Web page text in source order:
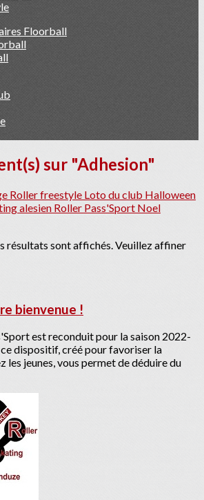
Floorball
sur "Adhesion"
Rollerfreestyle Loto du club Halloween
alesien Roller Pass'Sport Noel
résultats sont affichés. Veuillez affiner
bienvenue !
est reconduit pour la saison 2022-
dispositif, créé pour favoriser la
les jeunes, vous permet de déduire du